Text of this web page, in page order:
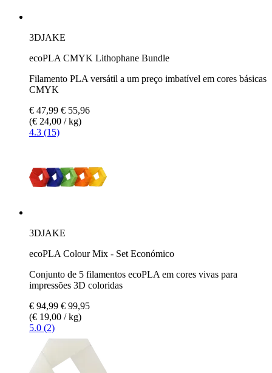
3DJAKE
ecoPLA CMYK Lithophane Bundle
Filamento PLA versátil a um preço imbatível em cores básicas
CMYK
€ 47,99 € 55,96
(€ 24,00 / kg)
4.3 (15)
3DJAKE
ecoPLA Colour Mix - Set Económico
Conjunto de 5 filamentos ecoPLA em cores vivas para
impressões 3D coloridas
€ 94,99 € 99,95
(€ 19,00 / kg)
5.0 (2)